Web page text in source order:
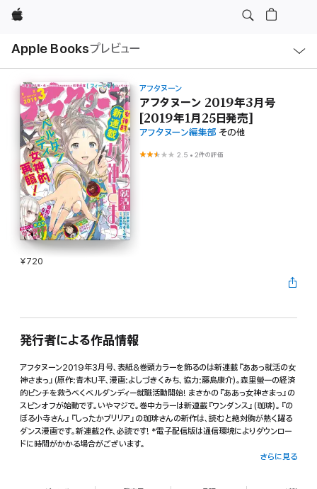
Apple
Apple Booksプレビュー
ル
アフタヌーン
アフタヌーン 2019年3月号
[2019年1月25日発売]
アフタヌーン編集部 その他
2.5 •2件の評価
¥720
発行者による作品情報
アフタヌーン2019年3月号、表紙&巻頭カラーを飾るのは新連載『ああっ就活の女
神さまっ』(原作:青木U平、漫画:よしづきくみち、協力:藤島康介)。森里螢一の経済
的ピンチを救うべくベルダンディー就職活動開始! まさかの『ああっ女神さまっ』の
スピンオフが始動です。いやマジで。巻中カラーは新連載『ワンダンス』(珈琲)。『の
ぼる小寺さん』『しったかブリリア』の珈琲さんの新作は、読むと絶対胸が熱く躍る
ダンス漫画です。新連載2作、必読です! *電子配信版は通信環境によりダウンロー
ドに時間がかかる場合がございます。
さらに見る